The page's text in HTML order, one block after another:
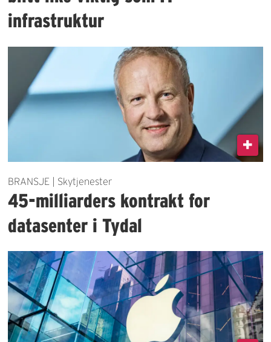
infrastruktur
BRANSJE | Skytjenester
45-milliarders kontrakt for
datasenter i Tydal